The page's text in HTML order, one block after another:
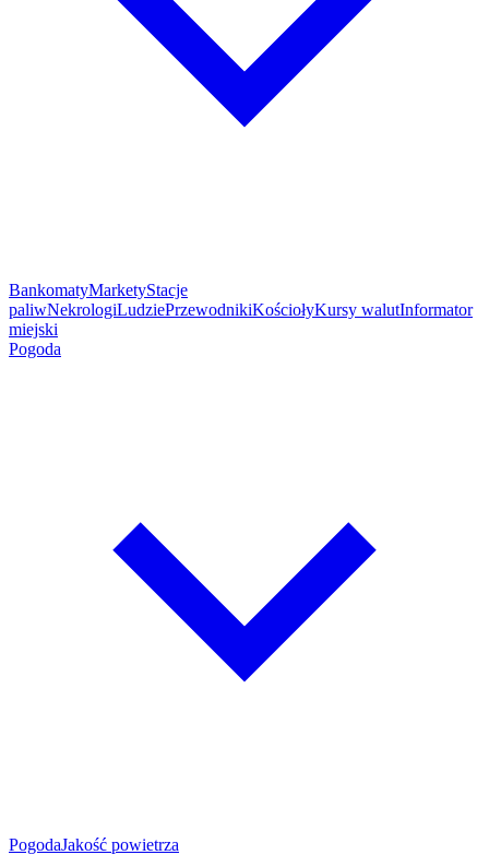
BankomatyMarketyStacje
paliwNekrologiLudziePrzewodnikiKościołyKursy walutInformator
miejski
Pogoda
PogodaJakość powietrza